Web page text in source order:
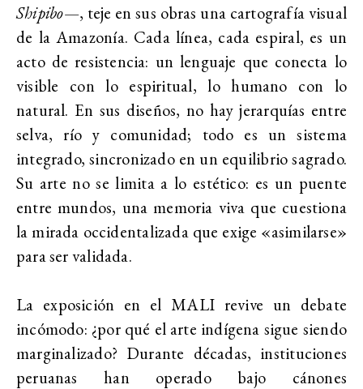
Shipibo—, teje en sus obras una cartografía visual
de la Amazonía. Cada línea, cada espiral, es un
acto de resistencia: un lenguaje que conecta lo
visible con lo espiritual, lo humano con lo
natural. En sus diseños, no hay jerarquías entre
selva, río y comunidad; todo es un sistema
integrado, sincronizado en un equilibrio sagrado.
Su arte no se limita a lo estético: es un puente
entre mundos, una memoria viva que cuestiona
la mirada occidentalizada que exige «asimilarse»
para ser validada.
La exposición en el MALI revive un debate
incómodo: ¿por qué el arte indígena sigue siendo
marginalizado? Durante décadas, instituciones
peruanas han operado bajo cánones